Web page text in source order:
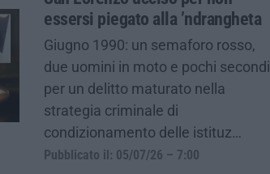
essersi piegato alla ’ndrangheta
Giugno 1990: un semaforo rosso,
due uomini in moto e pochi secondi
per un delitto maturato nella
strategia criminale di
condizionamento delle istituz…
Pubblicato il: 05/07/26 – 7:00